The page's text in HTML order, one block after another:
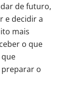
de futuro,
e decidir a
mais
o que
o